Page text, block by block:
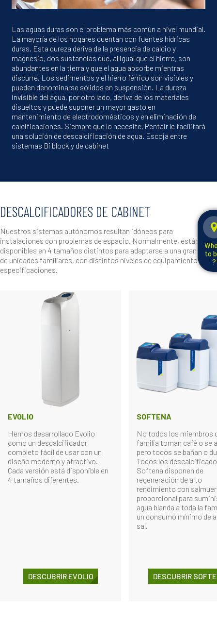
Las aguas duras son el problema más común a nivel mundial.
La mayoría de los hogares cuentan con fuentes hídricas
duras. Esta dureza deriva de la presencia de calcio y
magnesio, dos sustancias que, al igual que el hierro, son
abundantes en la tierra y que el agua absorbe mientras
discurre. Los sedimentos y el hierro férrico son visibles y
pueden denominarse sólidos en suspensión. La dureza
invisible del agua, por otro lado, deriva de los materiales
disueltos y puede suponer un mayor gasto en
mantenimiento de electrodomésticos y en eliminación de
calcificaciones. Siempre que lo necesite, Pentair le facilitará
una solución de descalcificación de agua. Escoja entre
sistemas Bi block y de cabinet
DESCALCIFICADORES DE CABINET
Nuestros sistemas autónomos resultan idóneos para
instalaciones con problemas de espacio. Normalmente, están
disponibles en 4 tamaños distintos para adaptarse a una gran gama
de unidades familiares, con distintos niveles de equipamiento y
especificaciones.
EVOLIO
Hemos desarrollado Evolio
como un descalcificador
completo fácil de usar con un
diseño moderno y atractivo.
Cada versión está disponible en
4 tamaños diferentes.
DESCUBRIR EVOLIO
SOFTENA
No todos los miembros
familia toman café o se
pero todos se bañan o
Todos los
Softena disponen de
regeneración de alto
rendimiento con
proporcional para
agua blanda a toda la
un consumo mínimo de
sal.
DESCUBRIR
to
?